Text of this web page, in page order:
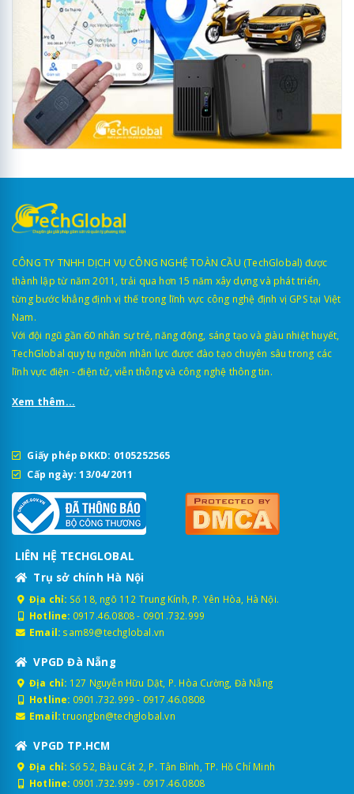
CÔNG TY TNHH DỊCH VỤ CÔNG NGHỆ TOÀN CẦU (TechGlobal) được
thành lập từ năm 2011, trải qua hơn 15 năm xây dựng và phát triển,
từng bước khẳng định vị thế trong lĩnh vực công nghệ định vị GPS tại Việt
Nam.
Với đội ngũ gần 60 nhân sự trẻ, năng động, sáng tạo và giàu nhiệt huyết,
TechGlobal quy tụ nguồn nhân lực được đào tạo chuyên sâu trong các
lĩnh vực điện - điện tử, viễn thông và công nghệ thông tin.
Xem thêm...
Giấy phép ĐKKD: 0105252565
Cấp ngày: 13/04/2011
LIÊN HỆ TECHGLOBAL
Trụ sở chính Hà Nội
Địa chỉ: Số 18, ngõ 112 Trung Kính, P. Yên Hòa, Hà Nội.
Hotline: 0917.46.0808- 0901.732.999
Email: sam89@techglobal.vn
VPGD Đà Nẵng
Địa chỉ: 127 Nguyễn Hữu Dật, P. Hòa Cường, Đà Nẵng
Hotline: 0901.732.999 - 0917.46.0808
Email: truongbn@techglobal.vn
VPGD TP.HCM
Địa chỉ: Số 52, Bàu Cát 2, P. Tân Bình, TP. Hồ Chí Minh
Hotline: 0901.732.999 - 0917.46.0808